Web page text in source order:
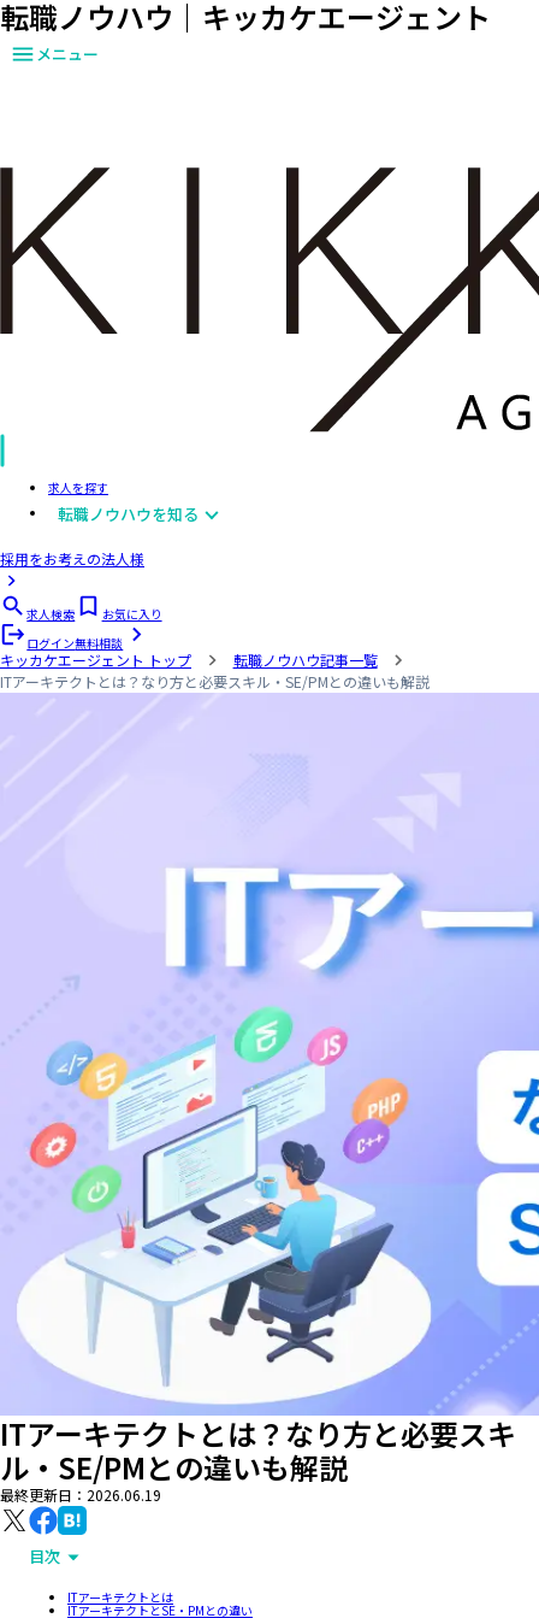
転職ノウハウ｜キッカケエージェント
メニュー
求人を探す
転職ノウハウを知る
採用をお考えの法人様
求人検索
お気に入り
ログイン無料相談
キッカケエージェント トップ
転職ノウハウ記事一覧
ITアーキテクトとは？なり方と必要スキル・SE/PMとの違いも解説
ITアーキテクトとは？なり方と必要スキ
ル・SE/PMとの違いも解説
最終更新日： 2026.06.19
目次
ITアーキテクトとは
ITアーキテクトとSE・PMとの違い